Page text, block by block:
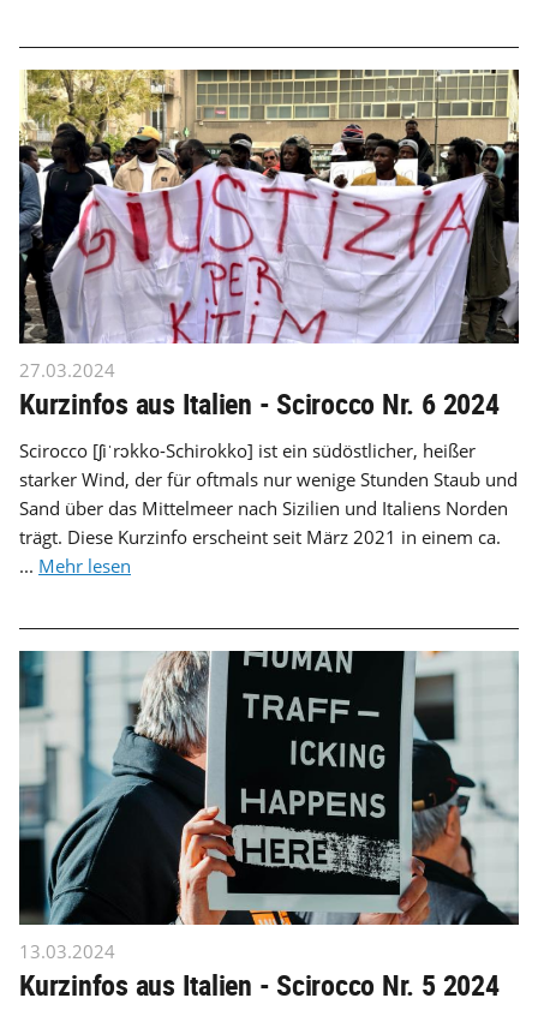
27.03.2024
Kurzinfos aus Italien - Scirocco Nr. 6 2024
Scirocco [ʃiˈrɔkko-Schirokko] ist ein südöstlicher, heißer
starker Wind, der für oftmals nur wenige Stunden Staub und
Sand über das Mittelmeer nach Sizilien und Italiens Norden
trägt. Diese Kurzinfo erscheint seit März 2021 in einem ca.
... Mehr lesen
13.03.2024
Kurzinfos aus Italien - Scirocco Nr. 5 2024